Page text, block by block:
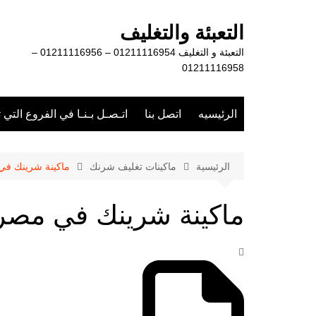
التعبئة والتغليف
التعبئة و التغليف 01211116954 – 01211116956 –
01211116958
الرئيسيه اتصل بنا اتـصـل بـنـا في الفروع
الرئيسية ماكينات تغليف شرنك ماكينة شرينك
ماكينة شرينك في مصر